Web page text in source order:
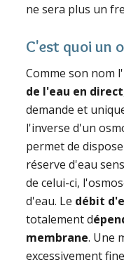
ne sera plus un
C'est quoi un
Comme son nom
de l'eau en direct
demande et
l'inverse d'un
permet de
réserve d'eau
de celui-ci,
d'eau. Le débit
totalement d
membrane. Une
excessivement